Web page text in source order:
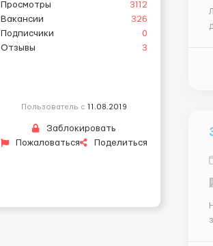
Просмотры
3112
Вакансии
326
Подписчики
0
Отзывы
3
Пользователь с 11.08.2019
Заблокировать
Пожаловаться
Поделиться